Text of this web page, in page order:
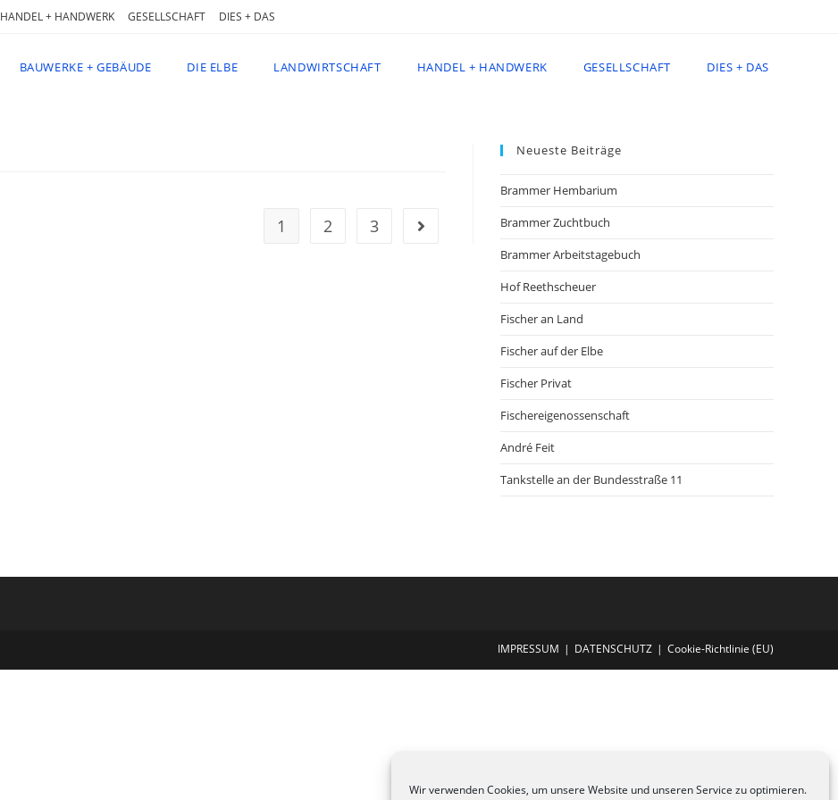
Wir verwenden Cookies, um unsere Website und unseren Service zu optimieren.
HANDEL + HANDWERK GESELLSCHAFT DIES + DAS
BAUWERKE + GEBÄUDE DIE ELBE LANDWIRTSCHAFT HANDEL + HANDWERK GESELLSCHAFT DIES + DAS
1 2 3 Gehe zur nächsten Seite
Neueste Beiträge
Brammer Hembarium
Brammer Zuchtbuch
Brammer Arbeitstagebuch
Hof Reethscheuer
Fischer an Land
Fischer auf der Elbe
Fischer Privat
Fischereigenossenschaft
André Feit
Tankstelle an der Bundesstraße 11
IMPRESSUM DATENSCHUTZ Cookie-Richtlinie (EU)